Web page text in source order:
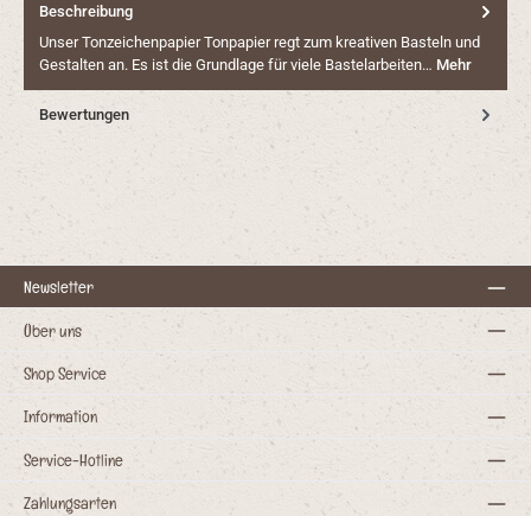
Beschreibung
Unser Tonzeichenpapier Tonpapier regt zum kreativen Basteln und
Gestalten an. Es ist die Grundlage für viele Bastelarbeiten… Mehr
Bewertungen
Newsletter
Über uns
Shop Service
Information
Service-Hotline
Zahlungsarten